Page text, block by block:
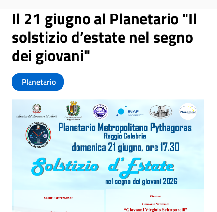
Il 21 giugno al Planetario "Il
solstizio d’estate nel segno
dei giovani"
Planetario